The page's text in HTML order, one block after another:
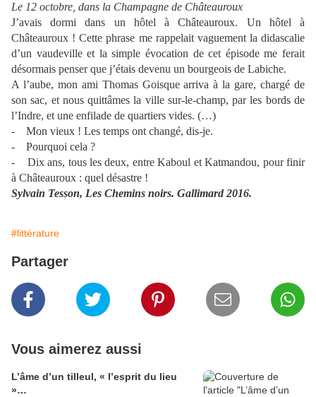
Le 12 octobre, dans la Champagne de Châteauroux
J’avais dormi dans un hôtel à Châteauroux. Un hôtel à
Châteauroux ! Cette phrase me rappelait vaguement la didascalie
d’un vaudeville et la simple évocation de cet épisode me ferait
désormais penser que j’étais devenu un bourgeois de Labiche.
A l’aube, mon ami Thomas Goisque arriva à la gare, chargé de
son sac, et nous quittâmes la ville sur-le-champ, par les bords de
l’Indre, et une enfilade de quartiers vides. (…)
- Mon vieux ! Les temps ont changé, dis-je.
- Pourquoi cela ?
- Dix ans, tous les deux, entre Kaboul et Katmandou, pour finir
à Châteauroux : quel désastre !
Sylvain Tesson, Les Chemins noirs. Gallimard 2016.
#littérature
Partager
Vous aimerez aussi
L’âme d’un tilleul, « l’esprit du lieu
»…